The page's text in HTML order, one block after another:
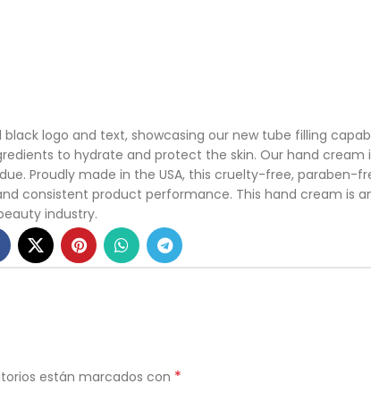
logo and text, showcasing our new tube filling
to hydrate and protect the skin. Our hand cream
Proudly made in the USA, this cruelty-free, paraben-
consistent product performance. This hand cream is
industry.
están marcados con *